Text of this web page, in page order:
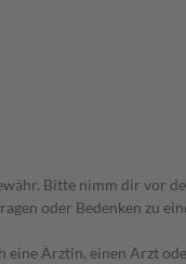
Bitte nimm dir vor
oder Bedenken zu
Ärztin, einen Arzt